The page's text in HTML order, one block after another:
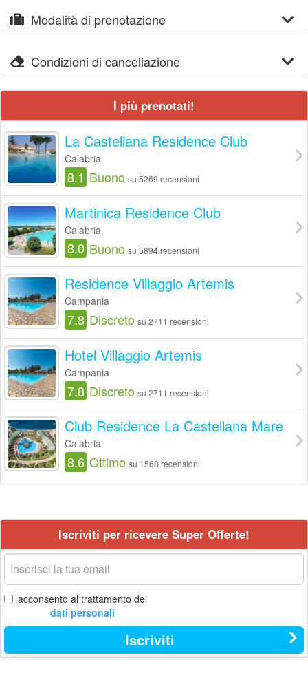
Modalità di prenotazione
Condizioni di cancellazione
I più prenotati!
La Castellana Residence Club
Calabria
8.1 Buono su 5269 recensioni
Martinica Residence Club
Calabria
8.0 Buono su 5894 recensioni
Residence Villaggio Artemis
Campania
7.8 Discreto su 2711 recensioni
Hotel Villaggio Artemis
Campania
7.8 Discreto su 2711 recensioni
Club Residence La Castellana Mare
Calabria
8.6 Ottimo su 1568 recensioni
Iscriviti per ricevere Super Offerte!
La
tua
email
acconsento al trattamento dei
dati personali
Iscriviti